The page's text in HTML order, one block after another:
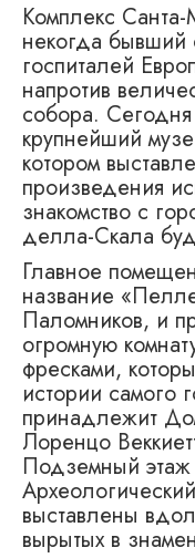
Комплекс
некогда
госпиталей
напротив
собора.
крупнейший
котором
произведения
знакомство с
делла-Скала
Главное
название
Паломников, и
огромную
фресками,
истории самого
принадлежит
Лоренцо
Подземный этаж
выставлены
вырытых в